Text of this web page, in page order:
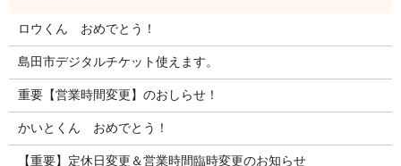
ロウくん おめでとう！
島田市デジタルチケット使えます。
重要【営業時間変更】のおしらせ！
かいとくん おめでとう！
【重要】定休日変更＆営業時間臨時変更のお知らせ